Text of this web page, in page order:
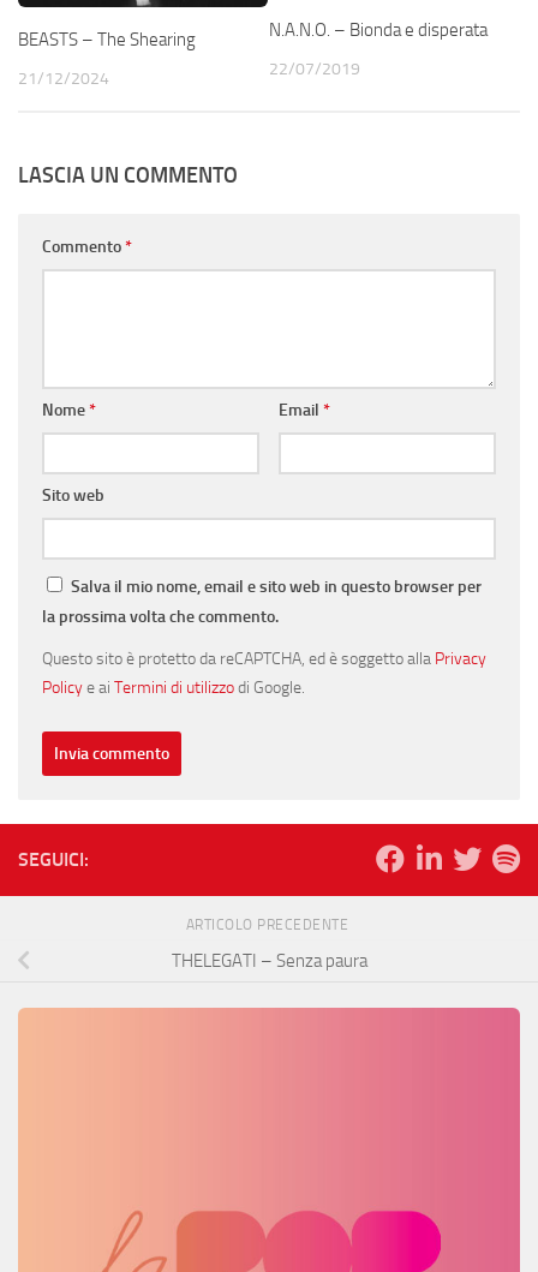
BEASTS – The Shearing
21/12/2024
N.A.N.O. – Bionda e disperata
22/07/2019
LASCIA UN COMMENTO
Commento*
Nome* Email *
Sito web
Salva il mio nome, email e sito web in questo browser per
la prossima volta che commento.
Questo sito è protetto da reCAPTCHA, ed è soggetto alla Privacy
Policye ai Termini di utilizzodi Google.
SEGUICI:
ARTICOLO PRECEDENTE
THELEGATI – Senza paura